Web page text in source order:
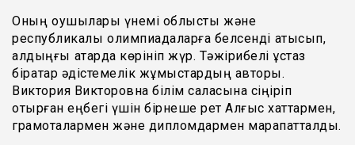
Оның оқушылары үнемі облыстық және
республикалық олимпиадаларға белсенді қатысып,
алдыңғы қатарда көрініп жүр. Тәжірибелі ұстаз
бірқатар әдістемелік жұмыстардың авторы.
Виктория Викторовна білім саласына сіңіріп
отырған еңбегі үшін бірнеше рет Алғыс хаттармен,
грамоталармен және дипломдармен марапатталды.